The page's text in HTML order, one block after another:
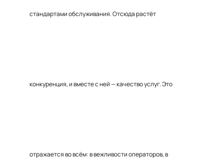
стандартами обслуживания. Отсюда растёт
конкуренция, и вместе с ней — качество услуг. Это
отражается во всём: в вежливости операторов, в